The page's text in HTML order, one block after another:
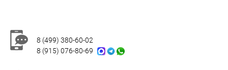
8 (499) 380-60-02
8 (915) 076-80-69